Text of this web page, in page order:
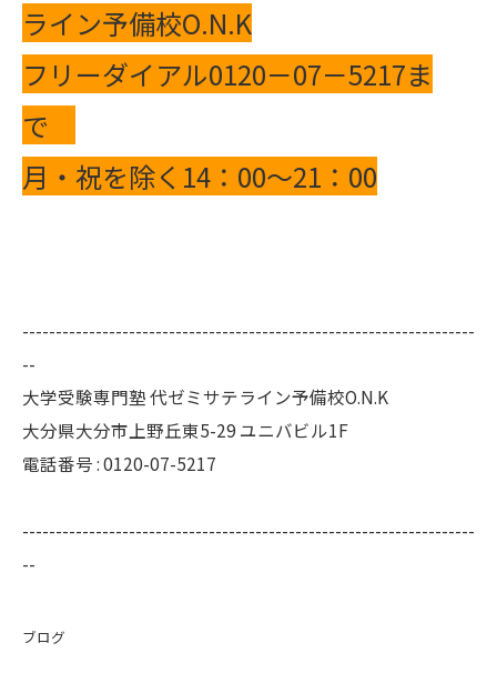
ライン予備校O.N.K
フリーダイアル0120－07－5217ま
で
月・祝を除く14：00～21：00
--------------------------------------------------------------------
--
大学受験専門塾 代ゼミサテライン予備校O.N.K
大分県大分市上野丘東5-29 ユニバビル1F
電話番号 : 0120-07-5217
--------------------------------------------------------------------
--
ブログ